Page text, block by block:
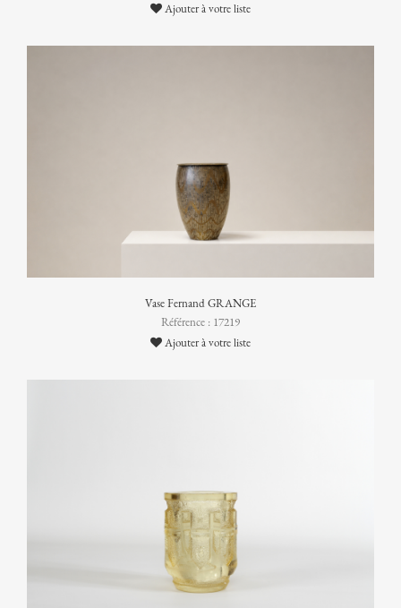
Ajouter à votre liste
Vase Fernand GRANGE
Référence : 17219
Ajouter à votre liste